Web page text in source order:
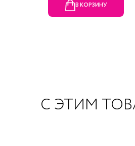
В КОРЗИНУ
С ЭТИМ